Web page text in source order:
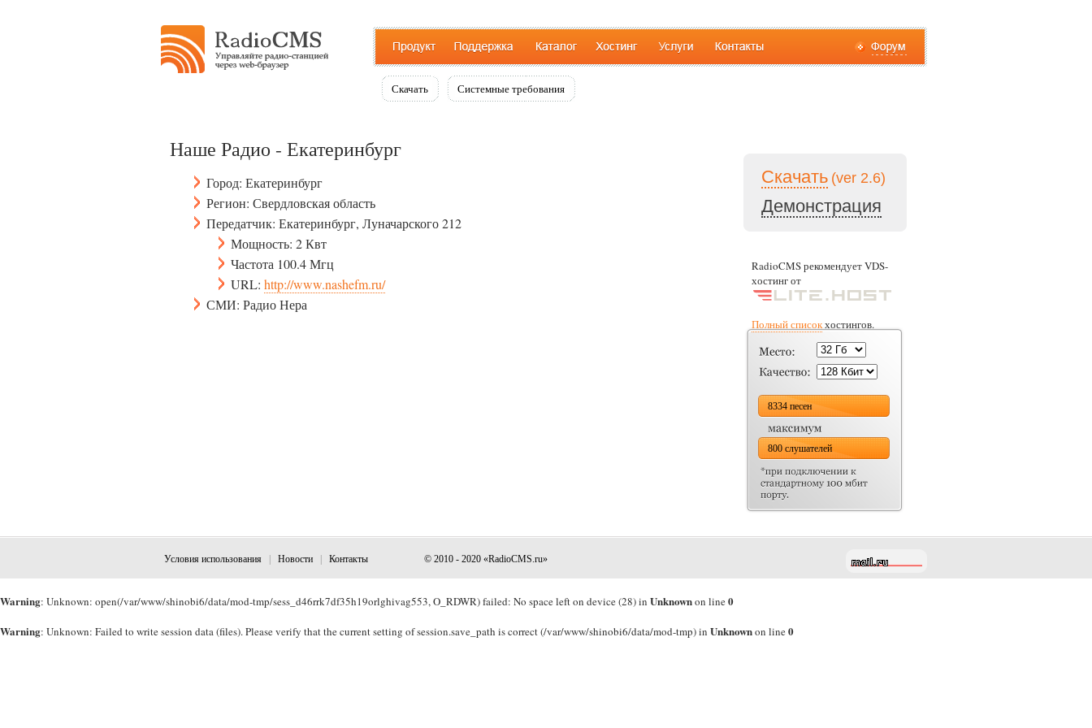
Скачать Системные требования
Наше Радио - Екатеринбург
Город: Екатеринбург
Регион: Свердловская область
Передатчик: Екатеринбург, Луначарского 212
Мощность: 2 Квт
Частота 100.4 Мгц
URL: http://www.nashefm.ru/
СМИ: Радио Нера
Скачать (ver 2.6)
Демонстрация
RadioCMS рекомендует VDS-
хостинг от
Полный списокхостингов.
8334 песен
800 слушателей
Условия использования Новости Контакты © 2010 - 2020 «RadioCMS.ru»
Warning: Unknown: open(/var/www/shinobi6/data/mod-tmp/sess_d46rrk7df35h19orlghivag553, O_RDWR) failed: No space left on device (28) in Unknownon line0
Warning: Unknown: Failed to write session data (files). Please verify that the current setting of session.save_path is correct (/var/www/shinobi6/data/mod-tmp) in Unknownon line0